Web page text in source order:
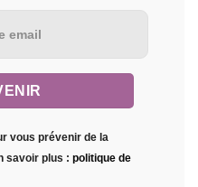
vous prévenir de la
savoir plus : politique de